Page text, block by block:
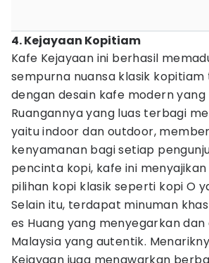
4. Kejayaan Kopitiam
Kafe Kejayaan ini berhasil
sempurna nuansa klasik kopitiam
dengan desain kafe modern yang
Ruangannya yang luas terbagi
yaitu indoor dan outdoor,
kenyamanan bagi setiap
pencinta kopi, kafe ini
pilihan kopi klasik seperti kopi O
Selain itu, terdapat minuman
es Huang yang menyegarkan
Malaysia yang autentik.